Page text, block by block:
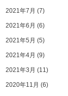
2021年7月 (7)
2021年6月 (6)
2021年5月 (5)
2021年4月 (9)
2021年3月 (11)
2020年11月 (6)